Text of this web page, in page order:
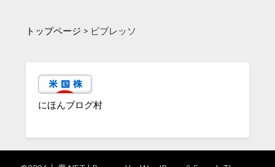
トップページ > ビブレッソ
にほんブログ村